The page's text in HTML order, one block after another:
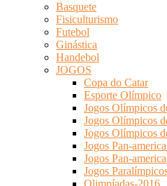
Basquete
Fisiculturismo
Futebol
Ginástica
Handebol
JOGOS
Copa do Catar
Esporte Olímpico
Jogos Olímpicos
Jogos Olímpicos
Jogos Olímpicos
Jogos Pan-
Jogos Pan-
Jogos
Olimpíadas-2016